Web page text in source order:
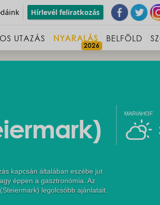
Hírlevél feliratkozás
UTAZÁS NYARALÁS BELFÖLD
MARIAHOF
kapcsán általában eszébe jut
éppen a gasztronómia. Az
legolcsóbb ajánlatait.